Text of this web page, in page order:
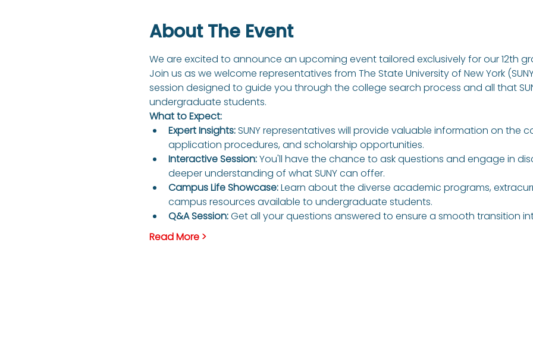
About The Event
We are excited to announce an upcoming event tailored exclusively for our 12th
Join us as we welcome representatives from The State University of New York
session designed to guide you through the college search process and all that
undergraduate students.
What to Expect:
Expert Insights: SUNY representatives will provide valuable information on the
application procedures, and scholarship opportunities.
Interactive Session: You'll have the chance to ask questions and engage in
deeper understanding of what SUNY can offer.
Campus Life Showcase: Learn about the diverse academic programs,
campus resources available to undergraduate students.
Q&A Session: Get all your questions answered to ensure a smooth transition
Read More >